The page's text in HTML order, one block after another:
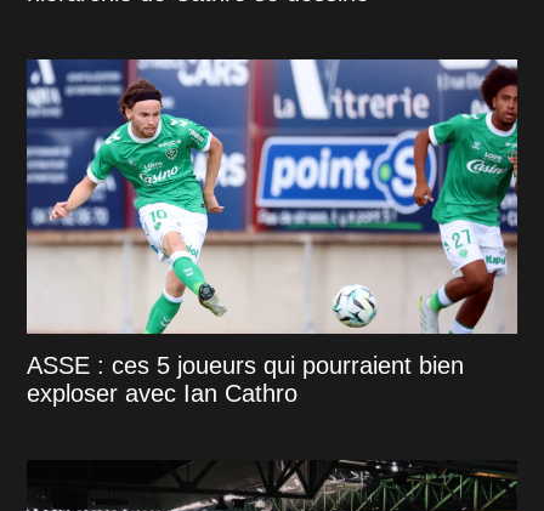
ASSE : ces 5 joueurs qui pourraient bien
exploser avec Ian Cathro